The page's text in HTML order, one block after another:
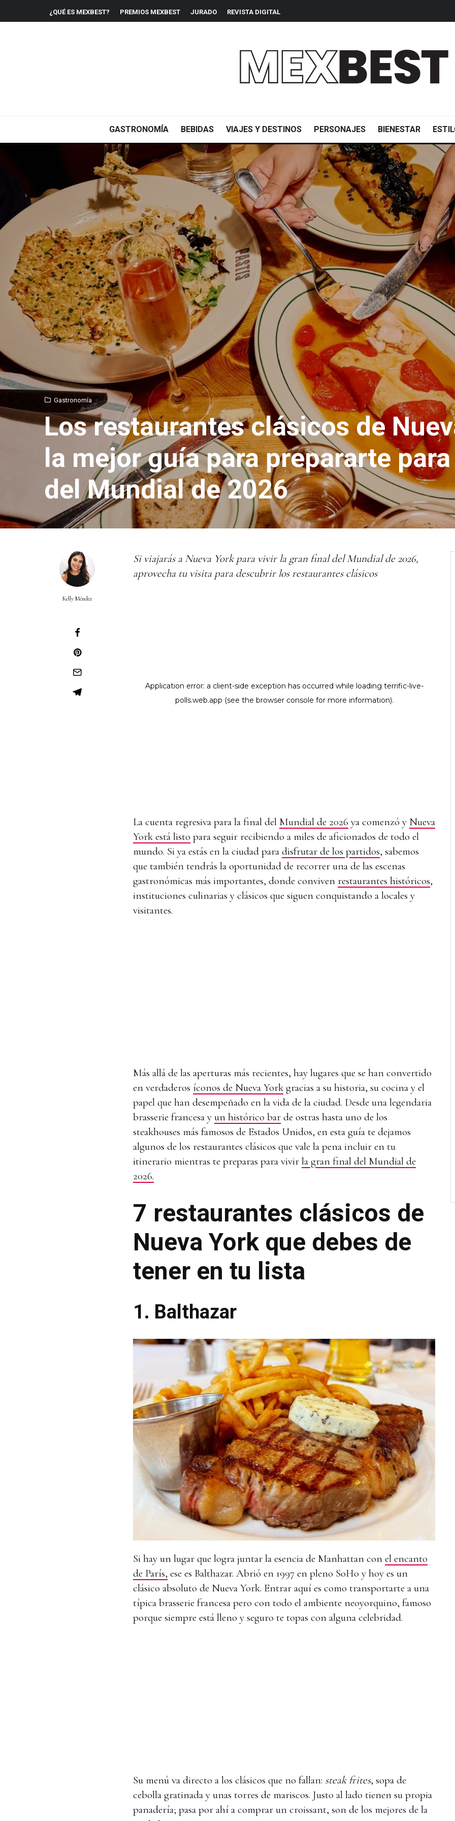
¿QUÉ ES MEXBEST? PREMIOS MEXBEST JURADO REVISTA DIGITAL
GASTRONOMÍA BEBIDAS VIAJES Y DESTINOS PERSONAJES BIENESTAR
Gastronomía
Los restaurantes clásicos de
la mejor guía para prepararte
del Mundial de 2026
Kelly Méndez
Si viajarás a Nueva York para vivir la gran final del Mundial de 2026,
aprovecha tu visita para descubrir los restaurantes clásicos
La cuenta regresiva para la final del Mundial de 2026 ya comenzó y Nueva
York está listo para seguir recibiendo a miles de aficionados de todo el
mundo. Si ya estás en la ciudad para disfrutar de los partidos, sabemos
que también tendrás la oportunidad de recorrer una de las escenas
gastronómicas más importantes, donde conviven restaurantes históricos,
instituciones culinarias y clásicos que siguen conquistando a locales y
visitantes.
Más allá de las aperturas más recientes, hay lugares que se han convertido
en verdaderos íconos de Nueva York gracias a su historia, su cocina y el
papel que han desempeñado en la vida de la ciudad. Desde una legendaria
brasserie francesa y un histórico bar de ostras hasta uno de los
steakhouses más famosos de Estados Unidos, en esta guía te dejamos
algunos de los restaurantes clásicos que vale la pena incluir en tu
itinerario mientras te preparas para vivir la gran final del Mundial de
2026.
7 restaurantes clásicos de
Nueva York que debes de
tener en tu lista
1. Balthazar
Si hay un lugar que logra juntar la esencia de Manhattan con el encanto
de París, ese es Balthazar. Abrió en 1997 en pleno SoHo y hoy es un
clásico absoluto de Nueva York. Entrar aquí es como transportarte a una
típica brasserie francesa pero con todo el ambiente neoyorquino, famoso
porque siempre está lleno y seguro te topas con alguna celebridad.
Su menú va directo a los clásicos que no fallan: steak frites, sopa de
cebolla gratinada y unas torres de mariscos. Justo al lado tienen su propia
panadería; pasa por ahí a comprar un croissant, son de los mejores de la